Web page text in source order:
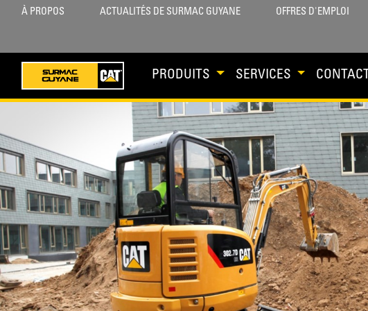
À PROPOS ACTUALITÉS DE SURMAC GUYANE OFFRES D'EMPLOI
PRODUITS SERVICES CONTACT